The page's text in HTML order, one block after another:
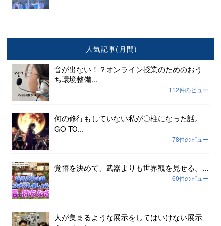
人気記事(月間)
音が出ない！？オンライン授業のためのおう
ち環境整備...
112件のビュー
何の修行もしていない私が〇柱になった話。
GO TO...
78件のビュー
覚悟を決めて、武器よりも世界観を見せる。...
60件のビュー
人が集まるような展示をしてはいけない展示